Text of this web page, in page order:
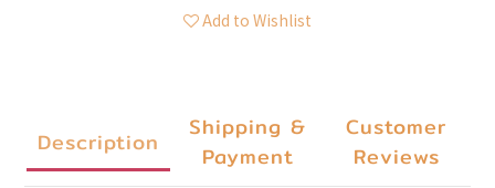
Add to Wishlist
Description
Shipping &
Payment
Customer
Reviews